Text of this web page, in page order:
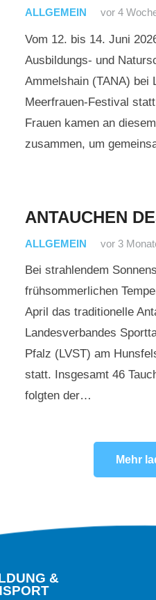
ALLGEMEIN vor 4
Vom 12. bis 14. Juni
Ausbildungs- und
Ammelshain (TANA) bei
Meerfrauen-Festival
Frauen kamen an
zusammen, um
ANTAUCHEN
ALLGEMEIN vor 3
Bei strahlendem
frühsommerlichen
April das traditionelle
Landesverbandes
Pfalz (LVST) am
statt. Insgesamt 46
folgten der…
Mehr
&